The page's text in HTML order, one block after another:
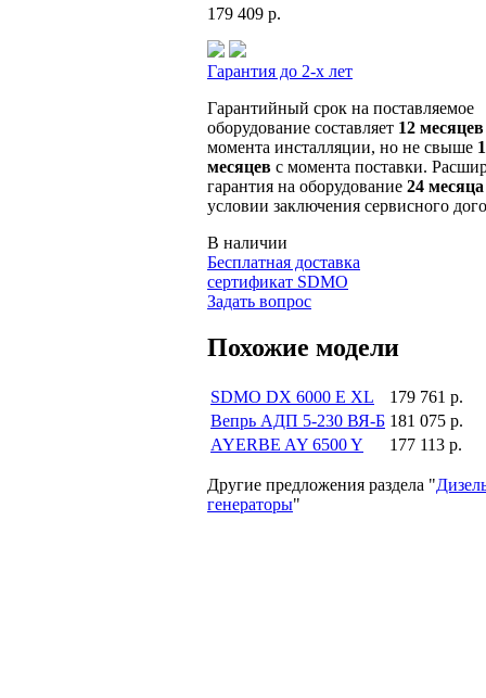
179 409 р.
Гарантия до 2-х лет
Гарантийный срок на поставляемое
оборудование составляет 12 месяцев
момента инсталляции, но не свыше
месяцев с момента поставки.
гарантия на оборудование 24 месяца
условии заключения сервисного
В наличии
Бесплатная доставка
сертификат SDMO
Задать вопрос
Похожие модели
SDMO DX 6000 E XL
179 761 р.
Вепрь АДП 5-230 ВЯ-Б 181 075 р.
AYERBE AY 6500 Y
177 113 р.
Другие предложения раздела "
генераторы"